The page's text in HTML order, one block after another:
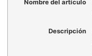
Nombre del artículo
Descripción